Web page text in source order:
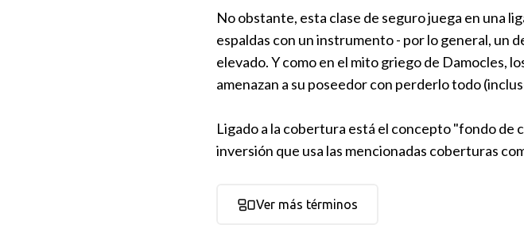
No obstante, esta clase de seguro juega en una
espaldas con un instrumento - por lo general, un
elevado. Y como en el mito griego de Damocles,
amenazan a su poseedor con perderlo todo
Ligado a la cobertura está el concepto "fondo
inversión que usa las mencionadas coberturas
Ver más términos